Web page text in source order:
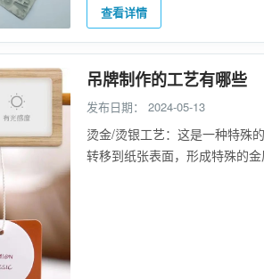
查看详情
吊牌制作的工艺有哪些
发布日期： 2024-05-13
烫金/烫银工艺：这是一种特殊
转移到纸张表面，形成特殊的金